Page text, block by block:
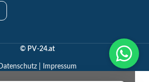
© PV-24.at
Datenschutz Impressum